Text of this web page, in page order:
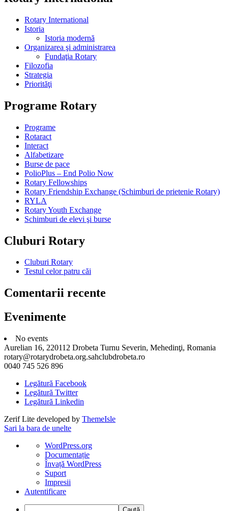
Rotary International
Istoria
Istoria modernă
Organizarea şi administrarea
Fundaţia Rotary
Filozofia
Strategia
Priorităţi
Programe Rotary
Programe
Rotaract
Interact
Alfabetizare
Burse de pace
PolioPlus – End Polio Now
Rotary Fellowships
Rotary Friendship Exchange (Schimburi de prietenie Rotary)
RYLA
Rotary Youth Exchange
Schimburi de elevi şi burse
Cluburi Rotary
Cluburi Rotary
Testul celor patru căi
Comentarii recente
Evenimente
No events
Aurelian 16, 220112 Drobeta Turnu Severin, Mehedinţi, Romania
rotary@rotarydrobeta.org.sahclubdrobeta.ro
0040 745 526 896
Legătură Facebook
Legătură Twitter
Legătură Linkedin
Zerif Lite developed by ThemeIsle
Sari la bara de unelte
Despre
WordPress
WordPress.org
Documentație
Învață WordPress
Suport
Impresii
Autentificare
Caută